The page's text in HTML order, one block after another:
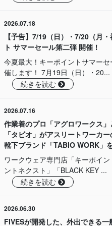
2026.07.18
【予告】7/19（日）・7/20（月
ト サマーセール第二弾 開催！
今夏最大！キーポイントサマー
催します！ 7月19日（日）・20...
続きを読む
2026.07.16
作業着のプロ「アグロワークス」
「タビオ」がアスリートワーカ
靴下ブランド「TABIO WORK」
ワークウェア専門店「キーポイ
ントネクスト」「BLACK KEY ...
続きを読む
2026.06.30
FIVESが開発した、外出できる一